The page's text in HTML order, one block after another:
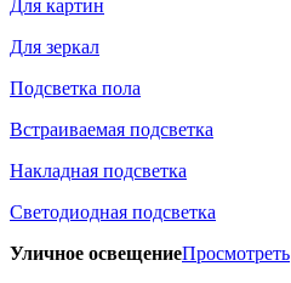
Для картин
Для зеркал
Подсветка пола
Встраиваемая подсветка
Накладная подсветка
Светодиодная подсветка
Уличное освещениеПросмотреть